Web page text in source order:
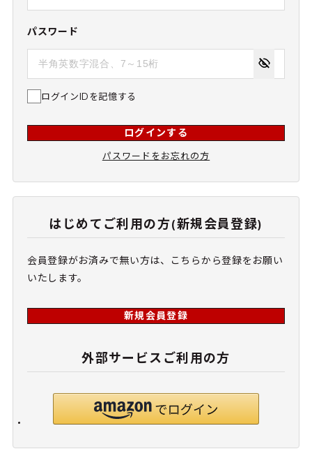
パスワード
ログインIDを記憶する
ログインする
パスワードをお忘れの方
はじめてご利用の方(新規会員登録)
会員登録がお済みで無い方は、こちらから登録をお願い
いたします。
新規会員登録
外部サービスご利用の方